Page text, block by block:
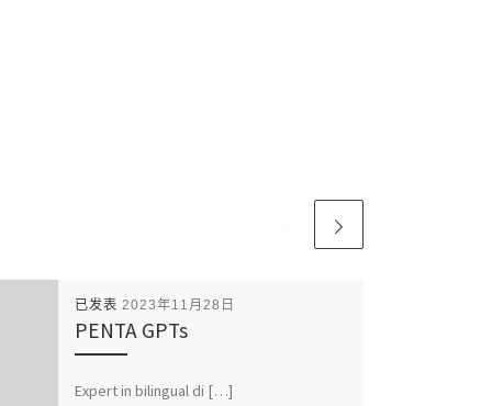
已发表 2023年11月28日
PENTA GPTs
Expert in bilingual di […]